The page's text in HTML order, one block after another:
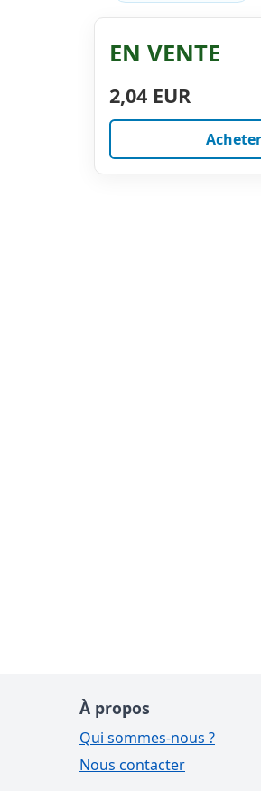
EN VENTE
2,04 EUR
Acheter
À propos
Qui sommes-nous ?
Nous contacter